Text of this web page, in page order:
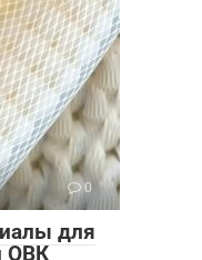
0
для
ОВК